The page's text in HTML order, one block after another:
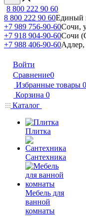
8 800 222 90 60
8 800 222 90 60Единый
+7 989 756-90-60Сочи,
+7 918 904-90-60Сочи
+7 988 406-90-60
Войти
Сравнение0
Избранные товары 0
Корзина 0
Каталог
Плитка
Сантехника
Мебель для
ванной
комнаты